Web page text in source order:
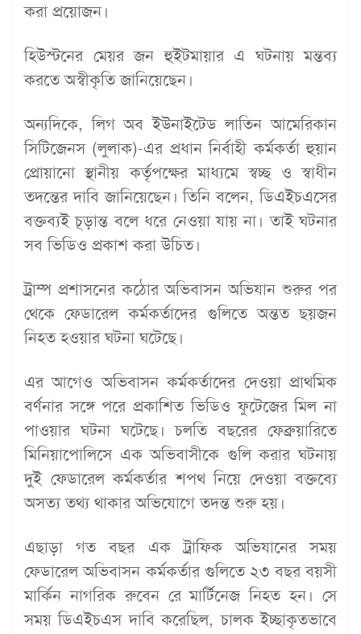
করা প্রয়োজন।
হিউস্টনের মেয়র জন হুইটমায়ার এ ঘটনায় মন্তব্য
করতে অস্বীকৃতি জানিয়েছেন।
অন্যদিকে, লিগ অব ইউনাইটেড লাতিন আমেরিকান
সিটিজেনস (লুলাক)-এর প্রধান নির্বাহী কর্মকর্তা হুয়ান
প্রোয়ানো স্থানীয় কর্তৃপক্ষের মাধ্যমে স্বচ্ছ ও স্বাধীন
তদন্তের দাবি জানিয়েছেন। তিনি বলেন, ডিএইচএসের
বক্তব্যই চূড়ান্ত বলে ধরে নেওয়া যায় না। তাই ঘটনার
সব ভিডিও প্রকাশ করা উচিত।
ট্রাম্প প্রশাসনের কঠোর অভিবাসন অভিযান শুরুর পর
থেকে ফেডারেল কর্মকর্তাদের গুলিতে অন্তত ছয়জন
নিহত হওয়ার ঘটনা ঘটেছে।
এর আগেও অভিবাসন কর্মকর্তাদের দেওয়া প্রাথমিক
বর্ণনার সঙ্গে পরে প্রকাশিত ভিডিও ফুটেজের মিল না
পাওয়ার ঘটনা ঘটেছে। চলতি বছরের ফেব্রুয়ারিতে
মিনিয়াপোলিসে এক অভিবাসীকে গুলি করার ঘটনায়
দুই ফেডারেল কর্মকর্তার শপথ নিয়ে দেওয়া বক্তব্যে
অসত্য তথ্য থাকার অভিযোগে তদন্ত শুরু হয়।
এছাড়া গত বছর এক ট্রাফিক অভিযানের সময়
ফেডারেল অভিবাসন কর্মকর্তার গুলিতে ২৩ বছর বয়সী
মার্কিন নাগরিক রুবেন রে মার্টিনেজ নিহত হন। সে
সময় ডিএইচএস দাবি করেছিল, চালক ইচ্ছাকৃতভাবে